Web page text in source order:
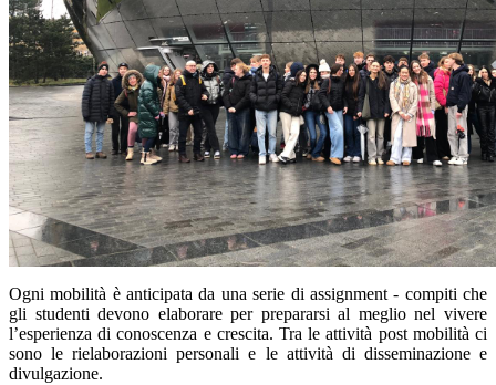
Ogni mobilità è anticipata da una serie di assignment - compiti che
gli studenti devono elaborare per prepararsi al meglio nel vivere
l’esperienza di conoscenza e crescita. Tra le attività post mobilità ci
sono le rielaborazioni personali e le attività di disseminazione e
divulgazione.